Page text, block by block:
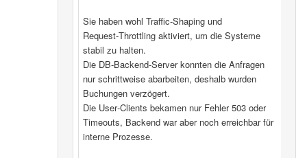
Sie haben wohl Traffic‑Shaping und
Request‑Throttling aktiviert, um die Systeme
stabil zu halten.
Die DB‑Backend-Server konnten die Anfragen
nur schrittweise abarbeiten, deshalb wurden
Buchungen verzögert.
Die User‑Clients bekamen nur Fehler 503 oder
Timeouts, Backend war aber noch erreichbar für
interne Prozesse.